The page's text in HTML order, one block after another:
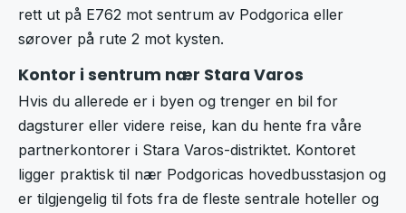
rett ut på E762 mot sentrum av Podgorica eller
sørover på rute 2 mot kysten.
Kontor i sentrum nær Stara Varos
Hvis du allerede er i byen og trenger en bil for
dagsturer eller videre reise, kan du hente fra våre
partnerkontorer i Stara Varos-distriktet. Kontoret
ligger praktisk til nær Podgoricas hovedbusstasjon og
er tilgjengelig til fots fra de fleste sentrale hoteller og